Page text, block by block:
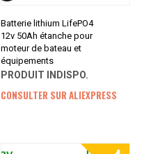
Batterie lithium LifePO4
12v 50Ah étanche pour
moteur de bateau et
équipements
PRODUIT INDISPO.
CONSULTER SUR ALIEXPRESS